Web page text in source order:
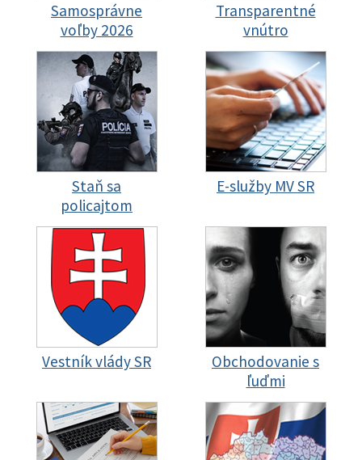
Samosprávne
voľby 2026
Transparentné
vnútro
Staň sa
policajtom
E-služby MV SR
Vestník vlády SR
Obchodovanie s
ľuďmi